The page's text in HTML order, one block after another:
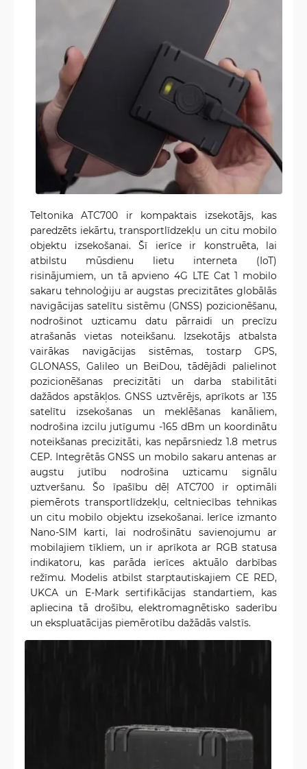
Teltonika ATC700 ir kompaktais izsekotājs, kas
paredzēts iekārtu, transportlīdzekļu un citu mobilo
objektu izsekošanai. Šī ierīce ir konstruēta, lai
atbilstu mūsdienu lietu interneta (IoT)
risinājumiem, un tā apvieno 4G LTE Cat 1 mobilo
sakaru tehnoloģiju ar augstas precizitātes globālās
navigācijas satelītu sistēmu (GNSS) pozicionēšanu,
nodrošinot uzticamu datu pārraidi un precīzu
atrašanās vietas noteikšanu. Izsekotājs atbalsta
vairākas navigācijas sistēmas, tostarp GPS,
GLONASS, Galileo un BeiDou, tādējādi palielinot
pozicionēšanas precizitāti un darba stabilitāti
dažādos apstākļos. GNSS uztvērējs, aprīkots ar 135
satelītu izsekošanas un meklēšanas kanāliem,
nodrošina izcilu jutīgumu -165 dBm un koordinātu
noteikšanas precizitāti, kas nepārsniedz 1.8 metrus
CEP. Integrētās GNSS un mobilo sakaru antenas ar
augstu jutību nodrošina uzticamu signālu
uztveršanu. Šo īpašību dēļ ATC700 ir optimāli
piemērots transportlīdzekļu, celtniecības tehnikas
un citu mobilo objektu izsekošanai. Ierīce izmanto
Nano-SIM karti, lai nodrošinātu savienojumu ar
mobilajiem tīkliem, un ir aprīkota ar RGB statusa
indikatoru, kas parāda ierīces aktuālo darbības
režīmu. Modelis atbilst starptautiskajiem CE RED,
UKCA un E-Mark sertifikācijas standartiem, kas
apliecina tā drošību, elektromagnētisko saderību
un ekspluatācijas piemērotību dažādās valstīs.